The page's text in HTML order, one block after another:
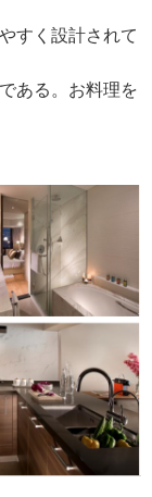
すく設計されて
ある。お料理を